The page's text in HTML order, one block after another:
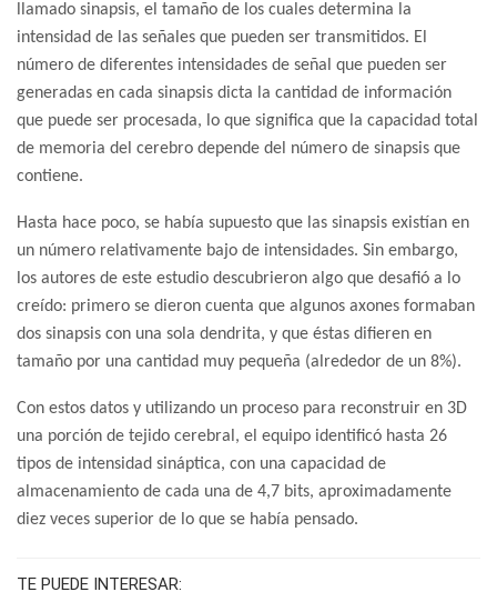
llamado sinapsis, el tamaño de los cuales determina la
intensidad de las señales que pueden ser transmitidos. El
número de diferentes intensidades de señal que pueden ser
generadas en cada sinapsis dicta la cantidad de información
que puede ser procesada, lo que significa que la capacidad total
de memoria del cerebro depende del número de sinapsis que
contiene.
Hasta hace poco, se había supuesto que las sinapsis existían en
un número relativamente bajo de intensidades. Sin embargo,
los autores de este estudio descubrieron algo que desafió a lo
creído: primero se dieron cuenta que algunos axones formaban
dos sinapsis con una sola dendrita, y que éstas difieren en
tamaño por una cantidad muy pequeña (alrededor de un 8%).
Con estos datos y utilizando un proceso para reconstruir en 3D
una porción de tejido cerebral, el equipo identificó hasta 26
tipos de intensidad sináptica, con una capacidad de
almacenamiento de cada una de 4,7 bits, aproximadamente
diez veces superior de lo que se había pensado.
TE PUEDE INTERESAR: